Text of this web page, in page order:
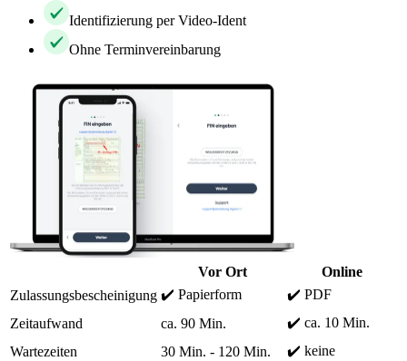
Identifizierung per Video-Ident
Ohne Terminvereinbarung
Vor Ort
Online
Zulassungsbescheinigung ✔️ Papierform
✔️ PDF
Zeitaufwand
ca. 90 Min.
✔️ ca. 10 Min.
Wartezeiten
30 Min. - 120 Min. ✔️ keine